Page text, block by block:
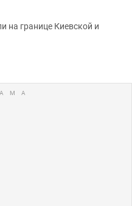
на границе Киевской и